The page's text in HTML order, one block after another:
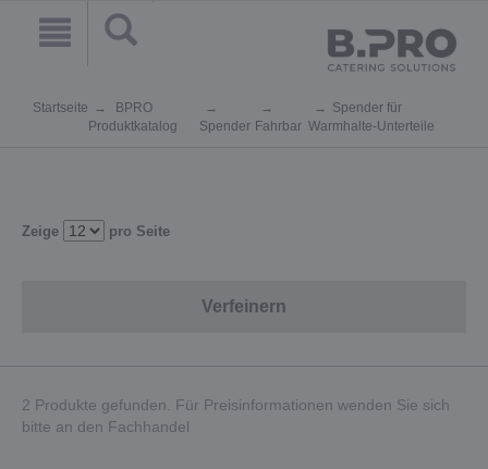
Startseite
BPRO
Produktkatalog
Spender Fahrbar
Spender für
Warmhalte-Unterteile
Zeige pro Seite
Verfeinern
2 Produkte gefunden. Für Preisinformationen wenden Sie sich
bitte an den Fachhandel